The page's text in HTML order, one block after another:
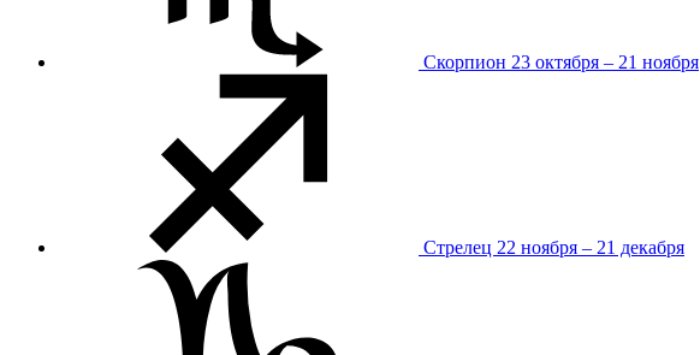
Скорпион 23 октября – 21 ноября
Стрелец 22 ноября – 21 декабря